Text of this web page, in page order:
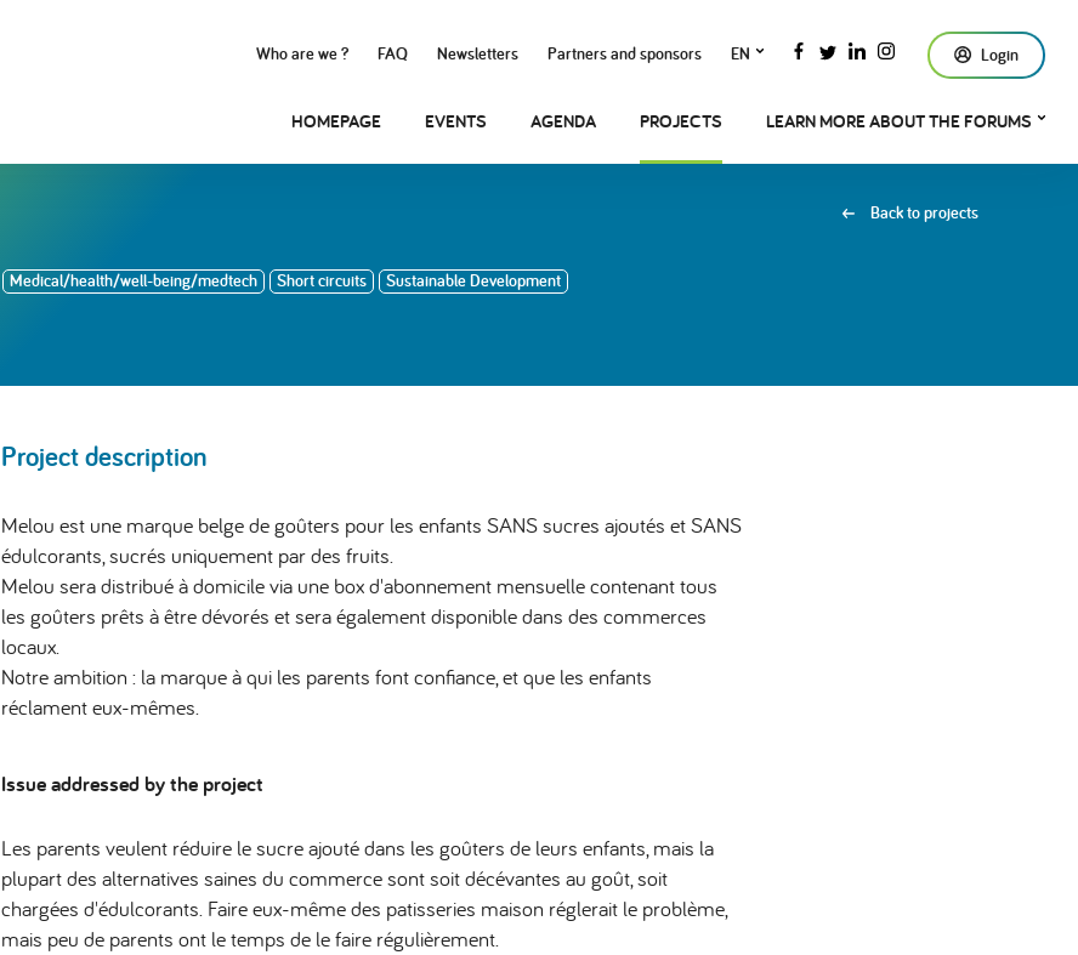
Who are we ? FAQ Newsletters Partners and sponsors EN Login
HOMEPAGE EVENTS AGENDA PROJECTS LEARN MORE ABOUT THE FORUMS
Medical/health/well-being/medtech Short circuits Sustainable Development
Back to projects
Project description
Melou est une marque belge de goûters pour les enfants SANS sucres ajoutés et SANS
édulcorants, sucrés uniquement par des fruits.
Melou sera distribué à domicile via une box d'abonnement mensuelle contenant tous
les goûters prêts à être dévorés et sera également disponible dans des commerces
locaux.
Notre ambition : la marque à qui les parents font confiance, et que les enfants
réclament eux-mêmes.
Issue addressed by the project
Les parents veulent réduire le sucre ajouté dans les goûters de leurs enfants, mais la
plupart des alternatives saines du commerce sont soit décévantes au goût, soit
chargées d'édulcorants. Faire eux-même des patisseries maison réglerait le problème,
mais peu de parents ont le temps de le faire régulièrement.